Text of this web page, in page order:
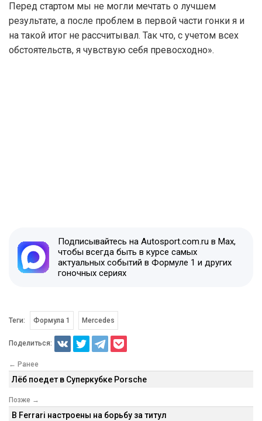
Перед стартом мы не могли мечтать о лучшем
результате, а после проблем в первой части гонки я и
на такой итог не рассчитывал. Так что, с учетом всех
обстоятельств, я чувствую себя превосходно».
Подписывайтесь на Autosport.com.ru в Max,
чтобы всегда быть в курсе самых
актуальных событий в Формуле 1 и других
гоночных сериях
Теги: Формула 1 Mercedes
Поделиться:
← Ранее
Лёб поедет в Суперкубке Porsche
Позже →
В Ferrari настроены на борьбу за титул